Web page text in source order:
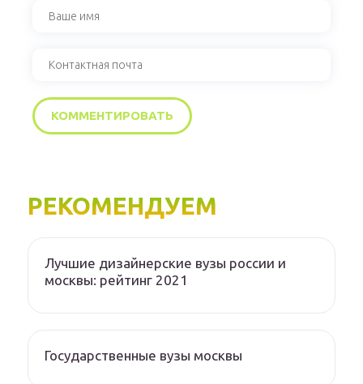
РЕКОМЕНДУЕМ
Лучшие дизайнерские вузы россии и
москвы: рейтинг 2021
Государственные вузы москвы